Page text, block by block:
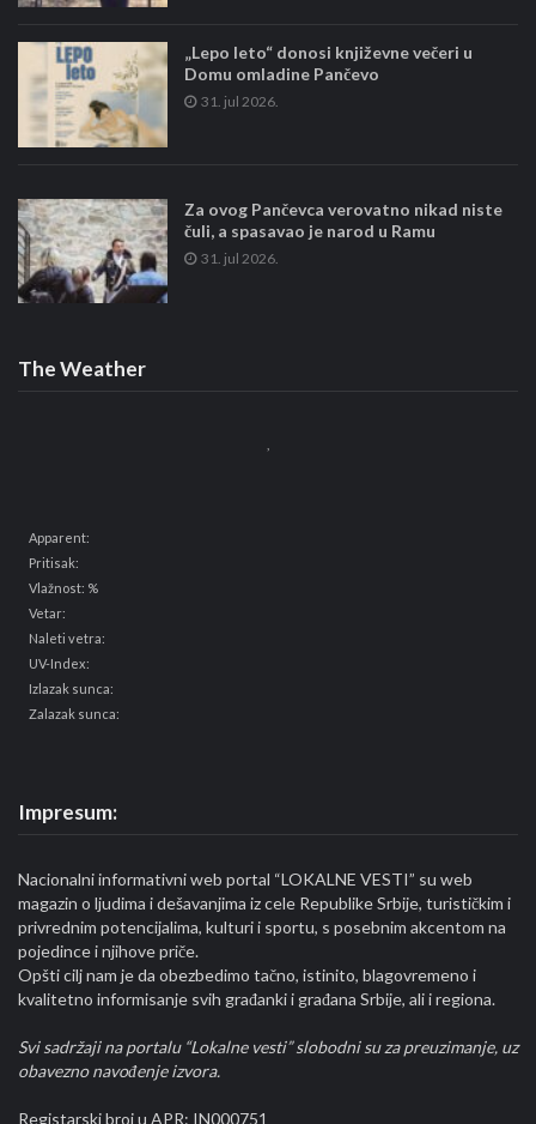
„Lepo leto“ donosi književne večeri u
Domu omladine Pančevo
31. jul 2026.
Za ovog Pančevca verovatno nikad niste
čuli, a spasavao je narod u Ramu
31. jul 2026.
The Weather
Apparent:
Pritisak:
Vlažnost: %
Vetar:
Naleti vetra:
UV-Index:
Izlazak sunca:
Zalazak sunca:
Impresum:
Nacionalni informativni web portal “LOKALNE VESTI” su web
magazin o ljudima i dešavanjima iz cele Republike Srbije, turističkim i
privrednim potencijalima, kulturi i sportu, s posebnim akcentom na
pojedince i njihove priče.
Opšti cilj nam je da obezbedimo tačno, istinito, blagovremeno i
kvalitetno informisanje svih građanki i građana Srbije, ali i regiona.
Svi sadržaji na portalu “Lokalne vesti” slobodni su za preuzimanje, uz
obavezno navođenje izvora.
Registarski broj u APR: IN000751